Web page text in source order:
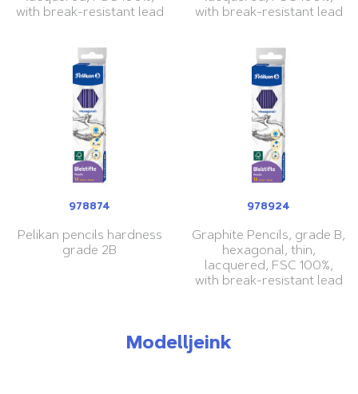
with break-resistant lead
with break-resistant lead
978874
Pelikan pencils hardness
grade 2B
978924
Graphite Pencils, grade B,
hexagonal, thin,
lacquered, FSC 100%,
with break-resistant lead
Modelljeink